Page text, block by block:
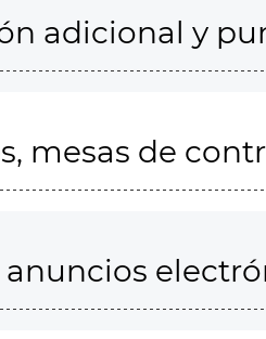
adicional y
mesas de
anuncios